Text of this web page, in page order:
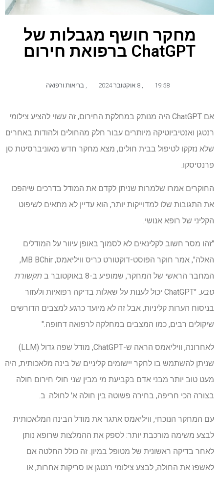
מחקר חושף מגבלות של
ChatGPT ברפואת חירום
19:58 8 אוקטובר 2024 בריאות ורפואה
אם ChatGPT היה מנותק במחלקת החירום, זה עשוי להציע צילומי
רנטגן ואנטיביוטיקה מיותרים עבור חלק מהחולים ולהודות באחרים
שלא נזקקו לטיפול בבית חולים, מצא מחקר חדש מאוניברסיטת סן
פרנסיסקו.
החוקרים אמרו שלמרות שניתן לקדם את המודל בדרכים שיהפכו
את התגובות שלו למדוייקות יותר, הוא עדיין לא מתאים לשיפוט
הקליני של רופא אנושי.
"זהו מסר חשוב לקלינאים לא לסמוך באופן עיוור על המודלים
האלה", אמר חוקר הפוסט-דוקטורט כריס וויליאמס, MB BChir,
המחבר הראשי של המחקר, שמופיע ב-8 באוקטובר ב
תקשורת
טבע
. "ChatGPT יכול לענות על שאלות בדיקה רפואיות ולעזור
בניסוח הערות קליניות, אבל זה לא מיועד כרגע למצבים הדורשים
שיקולים רבים, כמו המצבים במחלקה לרפואה דחופה."
לאחרונה, וויליאמס הראה ש-ChatGPT, מודל שפה גדול (LLM)
שניתן להשתמש בו לחקר יישומים קליניים של בינה מלאכותית, היה
מעט טוב יותר מבני אדם בקביעת מי מבין שני חולי חירום חולה
בצורה הכי חריפה, בחירה פשוטה בין חולה א' לחולה. ב.
עם המחקר הנוכחי, וויליאמס אתגר את מודל הבינה המלאכותית
לבצע משימה מורכבת יותר: לספק את ההמלצות שרופא נותן
לאחר בדיקה ראשונית של מטופל במיון. זה כולל החלטה אם
לאשפז את החולה, לבצע צילומי רנטגן או סריקות אחרות, או